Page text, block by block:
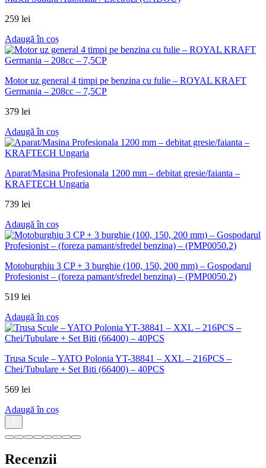
Recenzii